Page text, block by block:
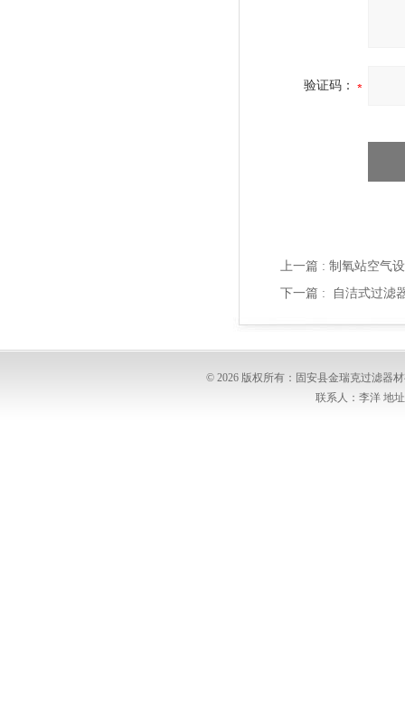
验证码：
上一篇 : 制氧站空气
下一篇 :
自洁式过滤
© 2026 版权所有：固安县金瑞克过滤器
联系人：李洋 地